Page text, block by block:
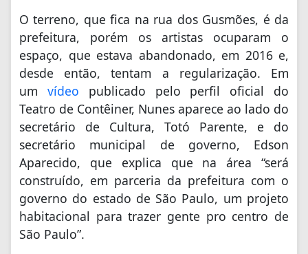
O terreno, que fica na rua dos Gusmões, é da
prefeitura, porém os artistas ocuparam o
espaço, que estava abandonado, em 2016 e,
desde então, tentam a regularização. Em
um vídeo publicado pelo perfil oficial do
Teatro de Contêiner, Nunes aparece ao lado do
secretário de Cultura, Totó Parente, e do
secretário municipal de governo, Edson
Aparecido, que explica que na área “será
construído, em parceria da prefeitura com o
governo do estado de São Paulo, um projeto
habitacional para trazer gente pro centro de
São Paulo”.